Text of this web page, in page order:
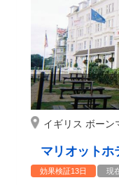
イギリス ボーン
マリオット
効果検証13日 現